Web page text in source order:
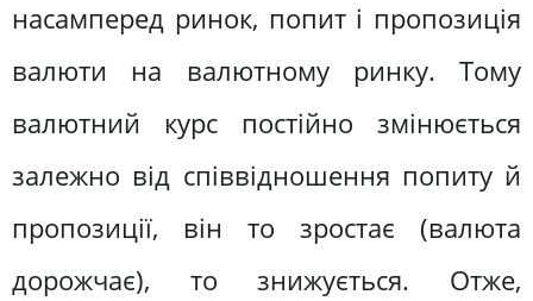
насамперед ринок, попит і пропозиція
валюти на валютному ринку. Тому
валютний курс постійно змінюється
залежно від співвідношення попиту й
пропозиції, він то зростає (валюта
дорожчає), то знижується. Отже,